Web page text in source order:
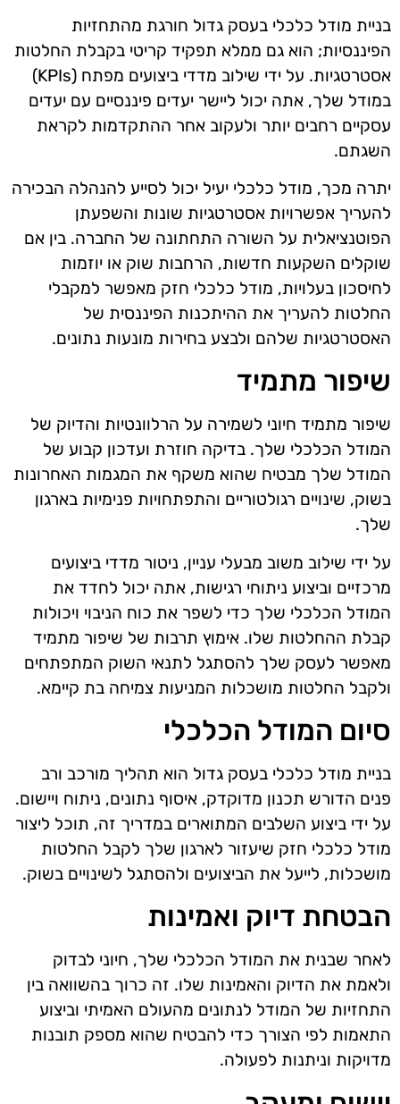
בניית מודל כלכלי בעסק גדול חורגת מהתחזיות
הפיננסיות; הוא גם ממלא תפקיד קריטי בקבלת החלטות
אסטרטגיות. על ידי שילוב מדדי ביצועים מפתח (KPIs)
במודל שלך, אתה יכול ליישר יעדים פיננסיים עם יעדים
עסקיים רחבים יותר ולעקוב אחר ההתקדמות לקראת
השגתם.
יתרה מכך, מודל כלכלי יעיל יכול לסייע להנהלה הבכירה
להעריך אפשרויות אסטרטגיות שונות והשפעתן
הפוטנציאלית על השורה התחתונה של החברה. בין אם
שוקלים השקעות חדשות, הרחבות שוק או יוזמות
לחיסכון בעלויות, מודל כלכלי חזק מאפשר למקבלי
החלטות להעריך את ההיתכנות הפיננסית של
האסטרטגיות שלהם ולבצע בחירות מונעות נתונים.
שיפור מתמיד
שיפור מתמיד חיוני לשמירה על הרלוונטיות והדיוק של
המודל הכלכלי שלך. בדיקה חוזרת ועדכון קבוע של
המודל שלך מבטיח שהוא משקף את המגמות האחרונות
בשוק, שינויים רגולטוריים והתפתחויות פנימיות בארגון
שלך.
על ידי שילוב משוב מבעלי עניין, ניטור מדדי ביצועים
מרכזיים וביצוע ניתוחי רגישות, אתה יכול לחדד את
המודל הכלכלי שלך כדי לשפר את כוח הניבוי ויכולות
קבלת ההחלטות שלו. אימוץ תרבות של שיפור מתמיד
מאפשר לעסק שלך להסתגל לתנאי השוק המתפתחים
ולקבל החלטות מושכלות המניעות צמיחה בת קיימא.
סיום המודל הכלכלי
בניית מודל כלכלי בעסק גדול הוא תהליך מורכב ורב
פנים הדורש תכנון מדוקדק, איסוף נתונים, ניתוח ויישום.
על ידי ביצוע השלבים המתוארים במדריך זה, תוכל ליצור
מודל כלכלי חזק שיעזור לארגון שלך לקבל החלטות
מושכלות, לייעל את הביצועים ולהסתגל לשינויים בשוק.
הבטחת דיוק ואמינות
לאחר שבנית את המודל הכלכלי שלך, חיוני לבדוק
ולאמת את הדיוק והאמינות שלו. זה כרוך בהשוואה בין
התחזיות של המודל לנתונים מהעולם האמיתי וביצוע
התאמות לפי הצורך כדי להבטיח שהוא מספק תובנות
מדויקות וניתנות לפעולה.